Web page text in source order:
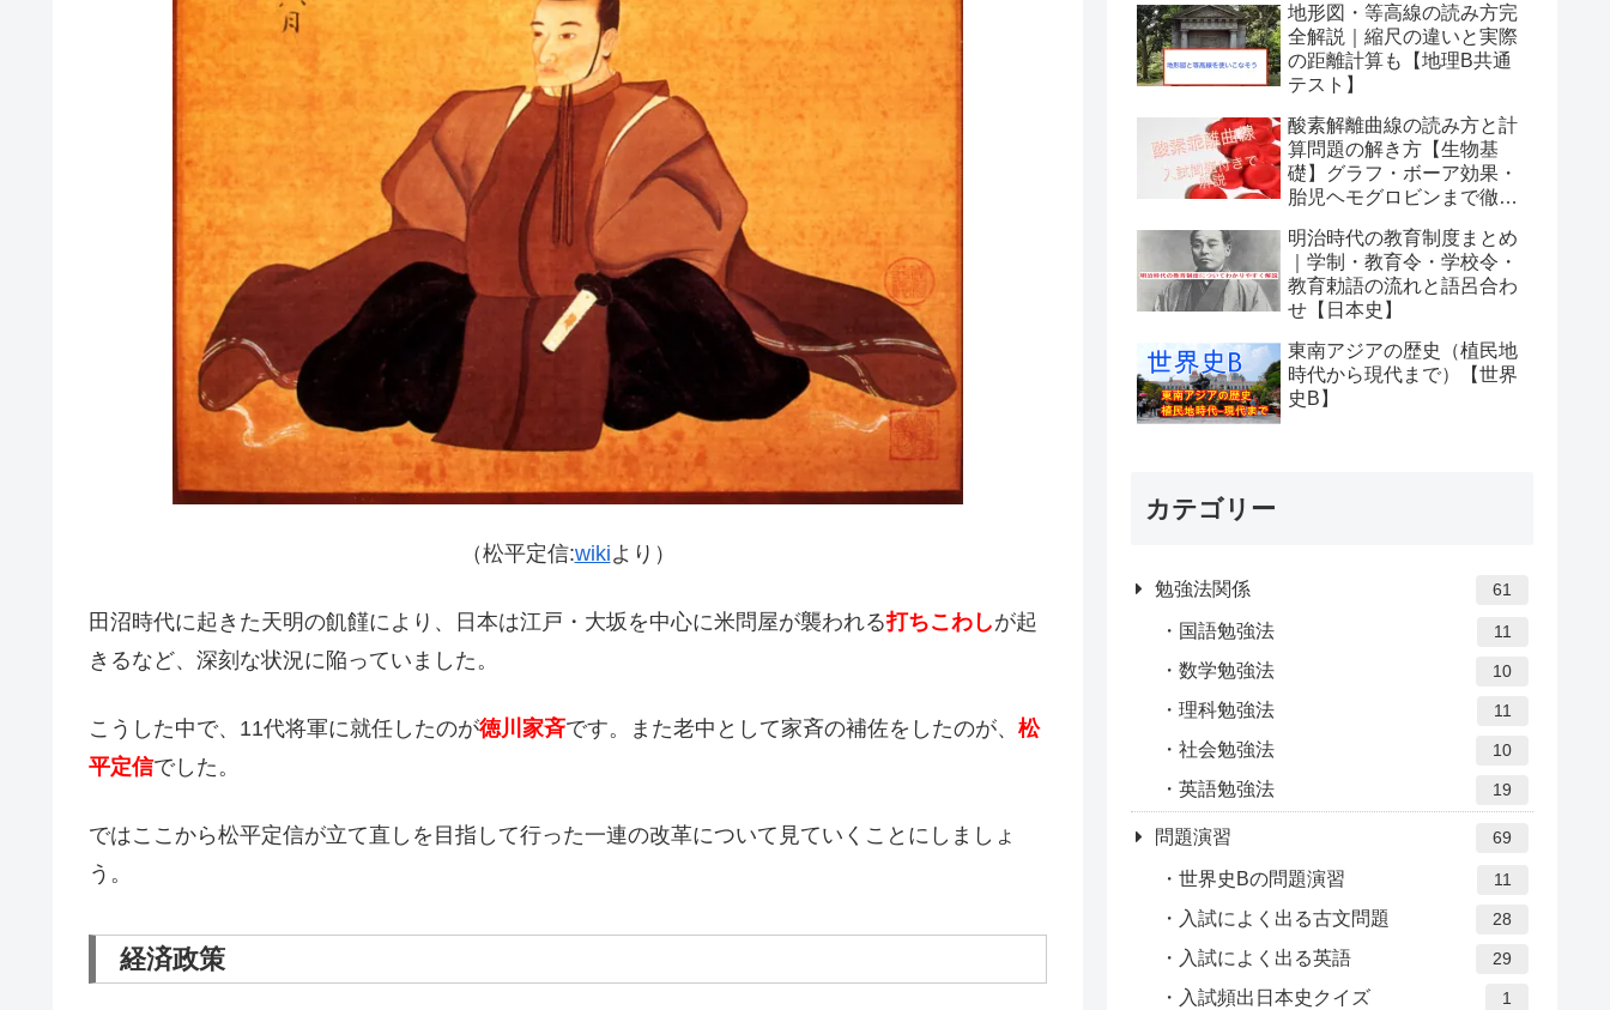
（松平定信:wikiより）
田沼時代に起きた天明の飢饉により、日本は江戸・大坂を中心に米問屋が襲われる打ちこわしが起
きるなど、深刻な状況に陥っていました。
こうした中で、11代将軍に就任したのが徳川家斉です。また老中として家斉の補佐をしたのが、 松
平定信でした。
ではここから松平定信が立て直しを目指して行った一連の改革について見ていくことにしましょ
う。
経済政策
地形図・等高線の読み方完
全解説｜縮尺の違いと実際
の距離計算も【地理B共通
テスト】
酸素解離曲線の読み方と計
算問題の解き方【生物基
礎】グラフ・ボーア効果・
胎児ヘモグロビンまで徹底
明治時代の教育制度まとめ
｜学制・教育令・学校令・
教育勅語の流れと語呂合わ
せ【日本史】
東南アジアの歴史（植民地
時代から現代まで）【世界
史B】
カテゴリー
勉強法関係 61
国語勉強法 11
数学勉強法 10
理科勉強法 11
社会勉強法 10
英語勉強法 19
問題演習 69
世界史Bの問題演習 11
入試によく出る古文問題 28
入試によく出る英語 29
入試頻出日本史クイズ 1